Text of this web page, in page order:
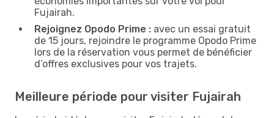
Fujairah.
Rejoignez Opodo Prime : avec un essai gratuit
de 15 jours, rejoindre le programme Opodo Prime
lors de la réservation vous permet de bénéficier
d’offres exclusives pour vos trajets.
Meilleure période pour visiter Fujairah